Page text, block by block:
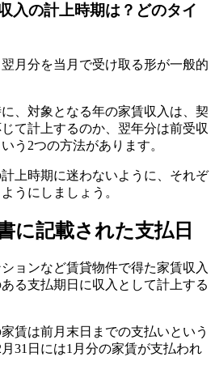
入の計上時期は？どのタイ
月分を当月で受け取る形が一般的
、対象となる年の家賃収入は、契
て計上するのか、翌年分は前受収
う2つの方法があります。
上時期に迷わないように、それぞ
うにしましょう。
に記載された支払日
ョンなど賃貸物件で得た家賃収入
る支払期日に収入として計上する
賃は前月末日までの支払いという
31日には1月分の家賃が支払われ